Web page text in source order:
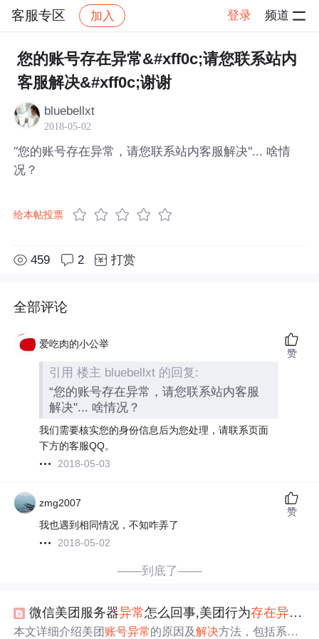
客服专区 加入 登录 频道
社区 客服专区 帖子详情
您的账号存在异常&#xff0c;请您联系站内
客服解决&#xff0c;谢谢
bluebellxt
2018-05-02
“您的账号存在异常，请您联系站内客服解决"... 啥情
况？
给本帖投票
459 2 打赏
全部评论
爱吃肉的小公举
引用 楼主 bluebellxt 的回复:
“您的账号存在异常，请您联系站内客服
解决"... 啥情况？
我们需要核实您的身份信息后为您处理，请联系页面
下方的客服QQ。
2018-05-03
赞
zmg2007
我也遇到相同情况，不知咋弄了
2018-05-02
赞
——到底了——
微信美团服务器异常怎么回事,美团行为存在异常
本文详细介绍美团 账号异常的原因及解决方法，包括系统